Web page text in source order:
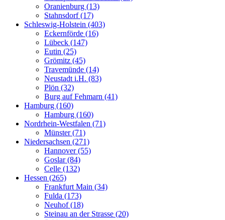
Oranienburg (13)
Stahnsdorf (17)
Schleswig-Holstein (403)
Eckernförde (16)
Lübeck (147)
Eutin (25)
Grömitz (45)
Travemünde (14)
Neustadt i.H. (83)
Plön (32)
Burg auf Fehmarn (41)
Hamburg (160)
Hamburg (160)
Nordrhein-Westfalen (71)
Münster (71)
Niedersachsen (271)
Hannover (55)
Goslar (84)
Celle (132)
Hessen (265)
Frankfurt Main (34)
Fulda (173)
Neuhof (18)
Steinau an der Strasse (20)